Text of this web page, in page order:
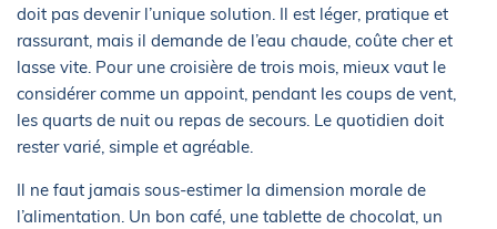
doit pas devenir l’unique solution. Il est léger, pratique et
rassurant, mais il demande de l’eau chaude, coûte cher et
lasse vite. Pour une croisière de trois mois, mieux vaut le
considérer comme un appoint, pendant les coups de vent,
les quarts de nuit ou repas de secours. Le quotidien doit
rester varié, simple et agréable.
Il ne faut jamais sous-estimer la dimension morale de
l’alimentation. Un bon café, une tablette de chocolat, un